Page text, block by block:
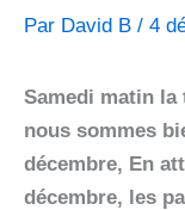
Par David B / 4
Samedi matin la
nous sommes
décembre, En
décembre, les